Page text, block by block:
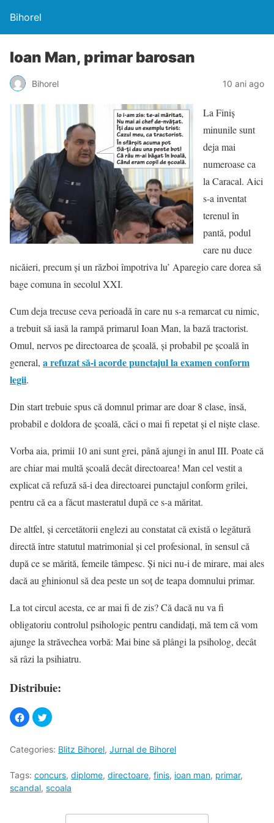
Bihorel
Ioan Man, primar barosan
Bihorel 10 ani ago
La Finiș
minunile sunt
deja mai
numeroase ca
la Caracal. Aici
s-a inventat
terenul în
pantă, podul
care nu duce
nicăieri, precum și un război împotriva lu’ Aparegio care dorea să
bage comuna în secolul XXI.
Cum deja trecuse ceva perioadă în care nu s-a remarcat cu nimic,
a trebuit să iasă la rampă primarul Ioan Man, la bază tractorist.
Omul, nervos pe directoarea de școală, și probabil pe școală în
general, a refuzat să-i acorde punctajul la examen conform
legii.
Din start trebuie spus că domnul primar are doar 8 clase, însă,
probabil e doldora de școală, căci o mai fi repetat şi el nişte clase.
Vorba aia, primii 10 ani sunt grei, până ajungi în anul III. Poate că
are chiar mai multă școală decât directoarea! Man cel vestit a
explicat că refuză să-i dea directoarei punctajul conform grilei,
pentru că ea a făcut masteratul după ce s-a măritat.
De altfel, și cercetătorii englezi au constatat că există o legătură
directă între statutul matrimonial și cel profesional, în sensul că
după ce se mărită, femeile tâmpesc. Și nici nu-i de mirare, mai ales
dacă au ghinionul să dea peste un soț de teapa domnului primar.
La tot circul acesta, ce ar mai fi de zis? Că dacă nu va fi
obligatoriu controlul psihologic pentru candidaţi, mă tem că vom
ajunge la străvechea vorbă: Mai bine să plângi la psiholog, decât
să râzi la psihiatru.
Distribuie:
Categories: Blitz Bihorel, Jurnal de Bihorel
Tags: concurs, diplome, directoare, finis, ioan man, primar,
scandal, scoala